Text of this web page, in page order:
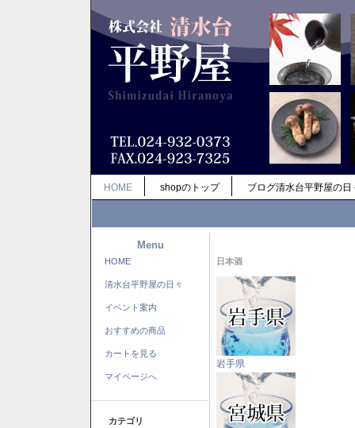
HOME shopのトップ ブログ清水台平野屋の日
Menu
HOME
清水台平野屋の日々
イベント案内
おすすめの商品
カートを見る
マイページへ
カテゴリ
日本酒
岩手県